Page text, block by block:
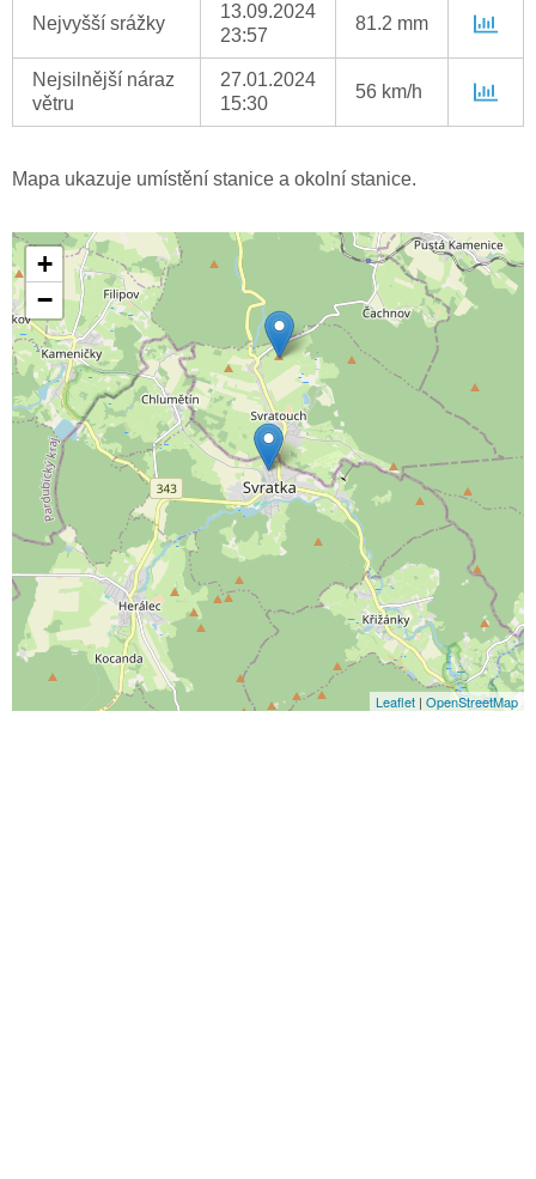
Nejvyšší srážky
13.09.2024
23:57
81.2 mm
Nejsilnější náraz
větru
27.01.2024
15:30
56 km/h
Mapa ukazuje umístění stanice a okolní stanice.
+
−
Leaflet | OpenStreetMap